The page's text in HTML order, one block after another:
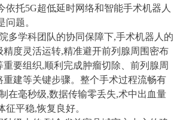
依托5G超低延时网络和智能手术机器人
问题。
多学科团队的协同保障下,手术机器人的
精度灵活运转,精准避开前列腺周围密布
重要组织,顺利完成肿瘤切除、前列腺周
重建等关键步骤。整个手术过程流畅有
在毫秒级,数据传输零丢失,术中出血量
征平稳,恢复良好。